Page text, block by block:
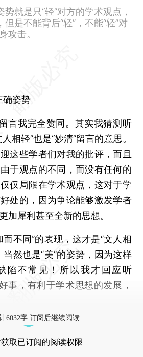
势就是只“轻”对方的学术观点，
但是不能背后“轻”，不能“轻”对
攻击。
姿势
我完全赞同。其实我猜测听
相轻”也是“妙清”留言的意思。
这些学者们对我的批评，而且
于观点的不同，而没有任何的
仅局限在学术观点，这对于学
处的，因为争论能够激发学者
加犀利甚至全新的思想。
不同”的表现，这才是“文人相
然也是“美”的姿势，因为这样
陷不常见！所以我才回应听
事，有利于学术思想的发展，
6032字 订阅后继续阅读
获取已订阅的阅读权限